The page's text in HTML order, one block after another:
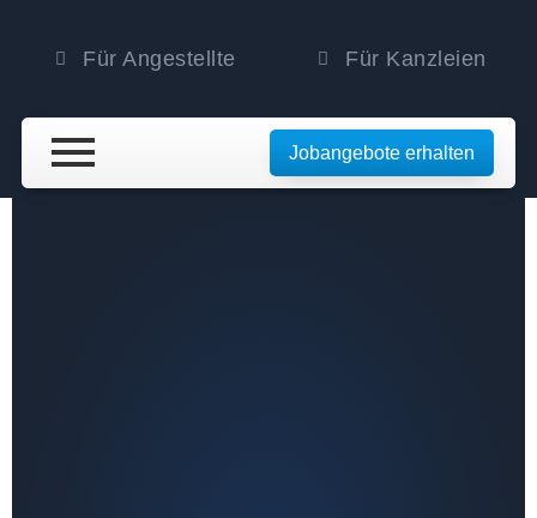
Für Angestellte Für Kanzleien
Jobangebote erhalten